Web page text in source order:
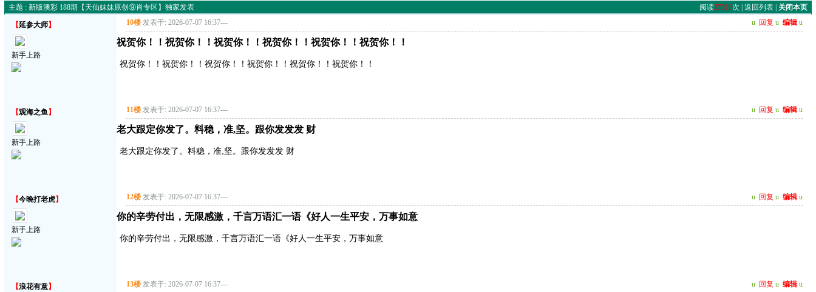
主题 : 新版澳彩 188期【天仙妹妹原创⑨肖专区】独家发表 阅读27316次 | 返回列表| 关闭本页
【延参大师】
新手上路
10楼 发表于: 2026-07-07 16:37--- u 回复 u 编辑 u
祝贺你！！祝贺你！！祝贺你！！祝贺你！！祝贺你！！祝贺你！！
祝贺你！！祝贺你！！祝贺你！！祝贺你！！祝贺你！！祝贺你！！
【观海之鱼】
新手上路
11楼 发表于: 2026-07-07 16:37--- u 回复 u 编辑 u
老大跟定你发了。料稳，准,坚。跟你发发发 财
老大跟定你发了。料稳，准,坚。跟你发发发 财
【今晚打老虎】
新手上路
12楼 发表于: 2026-07-07 16:37--- u 回复 u 编辑 u
你的辛劳付出，无限感激，千言万语汇一语《好人一生平安，万事如意
你的辛劳付出，无限感激，千言万语汇一语《好人一生平安，万事如意
【浪花有意】 13楼 发表于: 2026-07-07 16:37--- u 回复 u 编辑 u